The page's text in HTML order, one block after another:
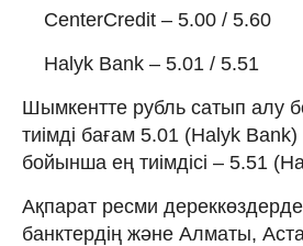
CenterCredit – 5.00 / 5.60
Halyk Bank – 5.01 / 5.51
Шымкентте рубль сатып алу
тиімді бағам 5.01 (Halyk
бойынша ең тиімдісі – 5.51
Ақпарат ресми
банктердің және Алматы,